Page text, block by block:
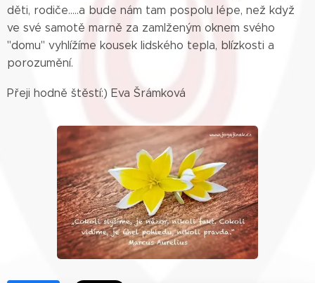
děti, rodiče.....a bude nám tam pospolu lépe, než když
ve své samotě marně za zamlženým oknem svého
"domu" vyhlížíme kousek lidského tepla, blízkosti a
porozumění.
Přeji hodně štěstí:) Eva Šrámková